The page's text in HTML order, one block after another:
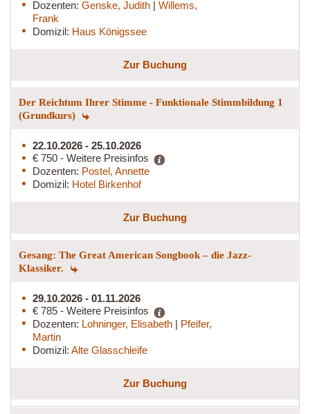
Dozenten: Genske, Judith | Willems,
Frank
Domizil: Haus Königssee
Zur Buchung
Der Reichtum Ihrer Stimme - Funktionale Stimmbildung 1
(Grundkurs)
22.10.2026 - 25.10.2026
€ 750 - Weitere Preisinfos
Dozenten: Postel, Annette
Domizil: Hotel Birkenhof
Zur Buchung
Gesang: The Great American Songbook – die Jazz-
Klassiker.
29.10.2026 - 01.11.2026
€ 785 - Weitere Preisinfos
Dozenten: Lohninger, Elisabeth | Pfeifer,
Martin
Domizil: Alte Glasschleife
Zur Buchung